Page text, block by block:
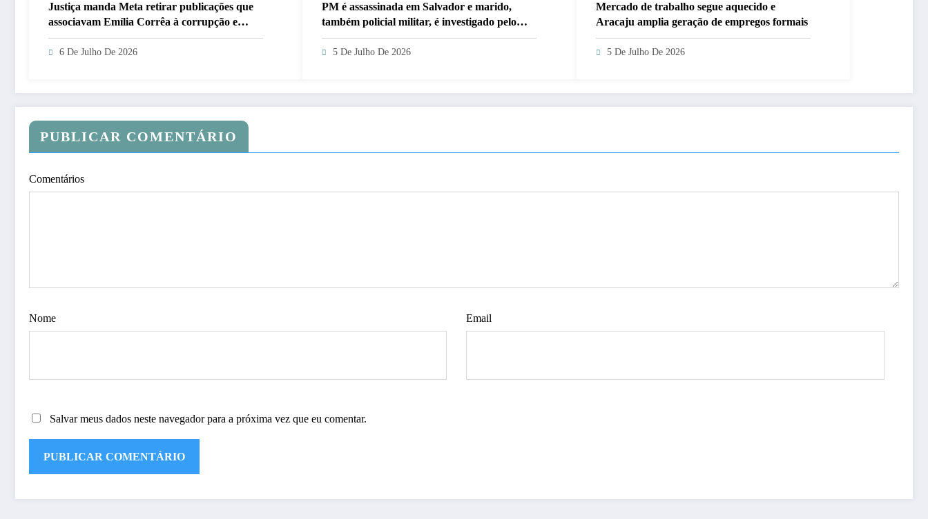
Justiça manda Meta retirar publicações que
associavam Emília Corrêa à corrupção e
identificar responsáveis
6 De Julho De 2026
PM é assassinada em Salvador e marido,
também policial militar, é investigado pelo
crime
5 De Julho De 2026
Mercado de trabalho segue aquecido e
Aracaju amplia geração de empregos formais
5 De Julho De 2026
PUBLICAR COMENTÁRIO
Comentários
Nome Email
Salvar meus dados neste navegador para a próxima vez que eu comentar.